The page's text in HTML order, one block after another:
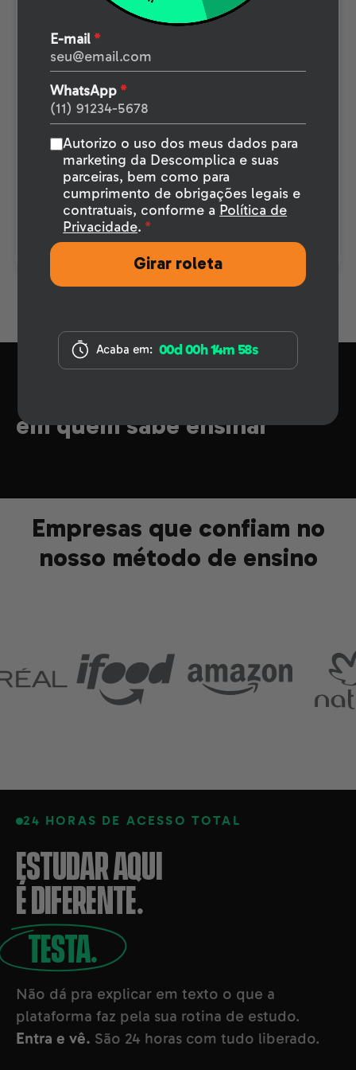
E-mail *
WhatsApp *
Autorizo o uso dos meus dados para
marketing da Descomplica e suas
parceiras, bem como para
cumprimento de obrigações legais e
contratuais, conforme a Política de
Privacidade. *
Girar roleta
Acaba em: 00d 00h 14m 57s
A vaga é minha
Plano de estudos especial em 4
Material de apoio com teoria + exercícios
em todas as aulas
Mentoria de resolução de exercícios
Simulado de matemática exclusivo
Assistente de estudos (IA)
Banco de aulas gravadas para revisar
Bônus: Apostila Matemática do Zero
(revisão dos conceitos básicos)
Cancelamento gratuito até 7 dias
em quem sabe ensinar
Empresas que confiam no
nosso método de ensino
24 HORAS DE ACESSO TOTAL
ESTUDAR AQUI
É DIFERENTE.
TESTA.
Não dá pra explicar em texto o que a
plataforma faz pela sua rotina de estudo.
Entra e vê. São 24 horas com tudo liberado.